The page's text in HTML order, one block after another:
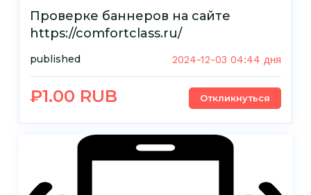
Проверке баннеров на сайте
https://comfortclass.ru/
published 2024-12-03 04:44 дня
₽1.00 RUB Откликнуться